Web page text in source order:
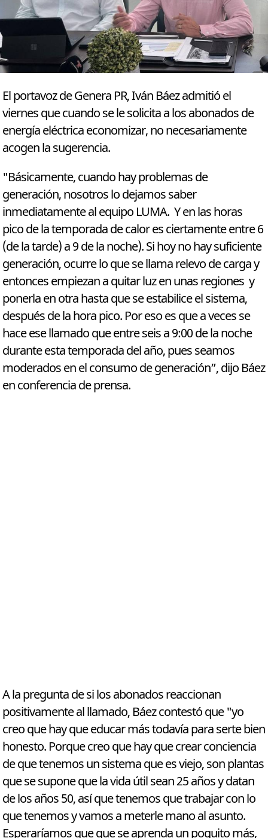
El portavoz de Genera PR, Iván Báez admitió el
viernes que cuando se le solicita a los abonados de
energía eléctrica economizar, no necesariamente
acogen la sugerencia.
"Básicamente, cuando hay problemas de
generación, nosotros lo dejamos saber
inmediatamente al equipo LUMA. Y en las horas
pico de la temporada de calor es ciertamente entre 6
(de la tarde) a 9 de la noche). Si hoy no hay suficiente
generación, ocurre lo que se llama relevo de carga y
entonces empiezan a quitar luz en unas regiones y
ponerla en otra hasta que se estabilice el sistema,
después de la hora pico. Por eso es que a veces se
hace ese llamado que entre seis a 9:00 de la noche
durante esta temporada del año, pues seamos
moderados en el consumo de generación”, dijo Báez
en conferencia de prensa.
A la pregunta de si los abonados reaccionan
positivamente al llamado, Báez contestó que "yo
creo que hay que educar más todavía para serte bien
honesto. Porque creo que hay que crear conciencia
de que tenemos un sistema que es viejo, son plantas
que se supone que la vida útil sean 25 años y datan
de los años 50, así que tenemos que trabajar con lo
que tenemos y vamos a meterle mano al asunto.
Esperaríamos que que se aprenda un poquito más,